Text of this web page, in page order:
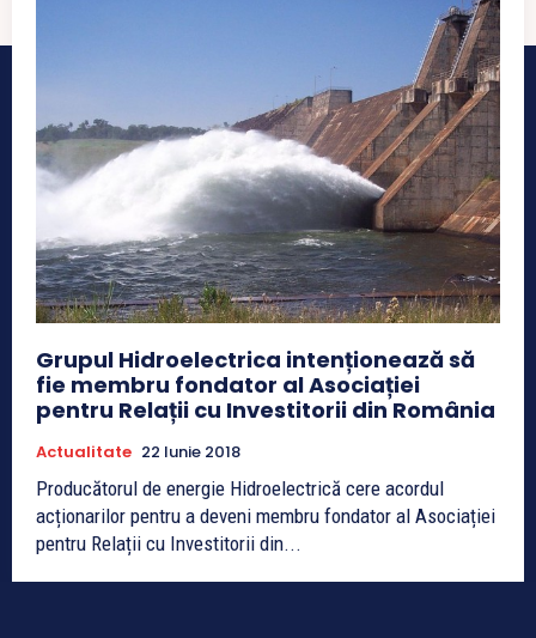
Grupul Hidroelectrica intenționează să
fie membru fondator al Asociației
pentru Relații cu Investitorii din România
Actualitate 22 Iunie 2018
Producătorul de energie Hidroelectrică cere acordul
acționarilor pentru a deveni membru fondator al Asociației
pentru Relații cu Investitorii din...